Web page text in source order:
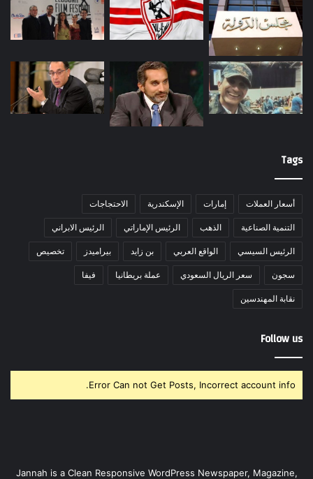
Tags
أسعار العملات إمارات الإسكندرية الاحتجاجات
التنمية الصناعية الذهب الرئيس الإماراتي الرئيس الابراني
الرئيس السيسي الواقع العربي بن زايد بيراميدز تخصيص
سجون سعر الريال السعودي عملة بريطانيا فيفا
نقابة المهندسين
Follow us
Error Can not Get Posts, Incorrect account info.
Jannah is a Clean Responsive WordPress Newspaper, Magazine,